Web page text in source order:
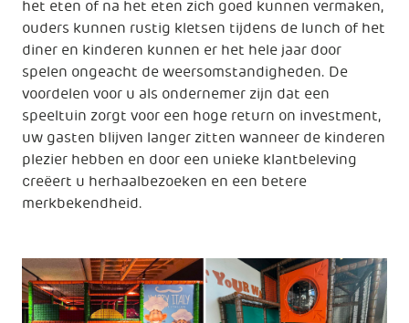
het eten of na het eten zich goed kunnen vermaken,
ouders kunnen rustig kletsen tijdens de lunch of het
diner en kinderen kunnen er het hele jaar door
spelen ongeacht de weersomstandigheden. De
voordelen voor u als ondernemer zijn dat een
speeltuin zorgt voor een hoge return on investment,
uw gasten blijven langer zitten wanneer de kinderen
plezier hebben en door een unieke klantbeleving
creëert u herhaalbezoeken en een betere
merkbekendheid.